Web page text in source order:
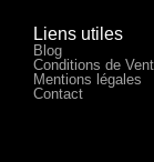
Liens utiles
Blog
Conditions de
Mentions légales
Contact